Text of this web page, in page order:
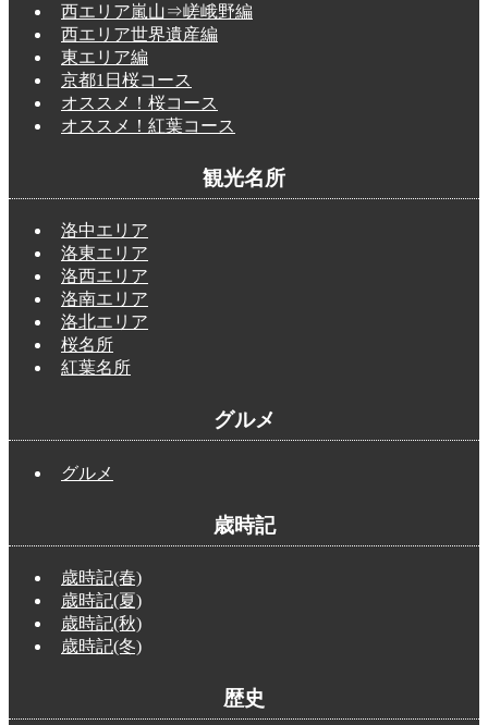
西エリア嵐山⇒嵯峨野編
西エリア世界遺産編
東エリア編
京都1日桜コース
オススメ！桜コース
オススメ！紅葉コース
観光名所
洛中エリア
洛東エリア
洛西エリア
洛南エリア
洛北エリア
桜名所
紅葉名所
グルメ
グルメ
歳時記
歳時記(春)
歳時記(夏)
歳時記(秋)
歳時記(冬)
歴史